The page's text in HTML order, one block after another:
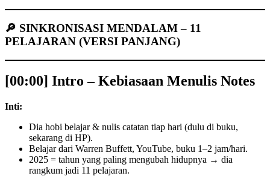
🔎 SINKRONISASI MENDALAM – 11
PELAJARAN (VERSI PANJANG)
[00:00] Intro – Kebiasaan Menulis Notes
Inti:
Dia hobi belajar & nulis catatan tiap hari (dulu di buku,
sekarang di HP).
Belajar dari Warren Buffett, YouTube, buku 1–2 jam/hari.
2025 = tahun yang paling mengubah hidupnya → dia
rangkum jadi 11 pelajaran.